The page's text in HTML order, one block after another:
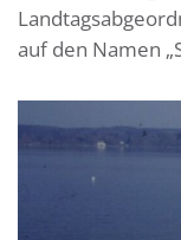
auf den Namen